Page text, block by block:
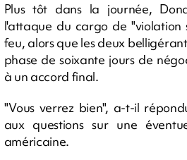
Plus tôt dans la journée,
l'attaque du cargo de "violation
feu, alors que les deux
phase de soixante jours de
à un accord final.
"Vous verrez bien", a-t-il
aux questions sur une
américaine.